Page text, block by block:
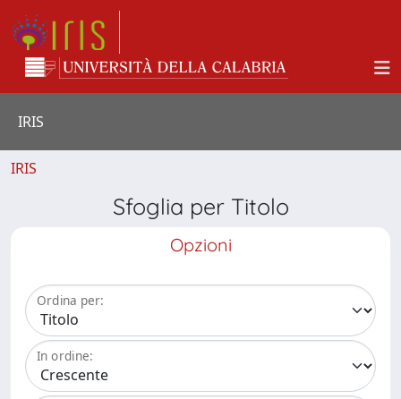
IRIS
IRIS
Sfoglia per Titolo
Opzioni
Ordina per:
In ordine: